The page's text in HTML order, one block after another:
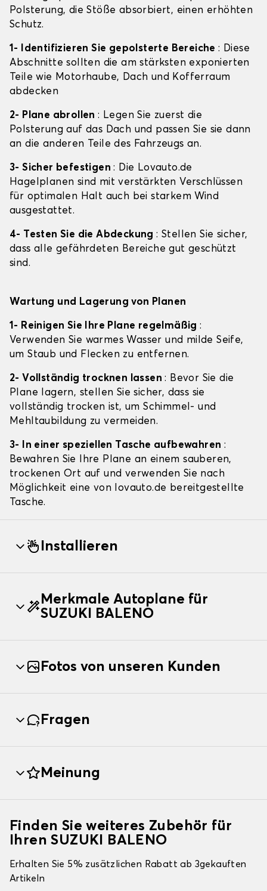
Polsterung, die Stöße absorbiert, einen erhöhten
Schutz.
1- Identifizieren Sie gepolsterte Bereiche: Diese
Abschnitte sollten die am stärksten exponierten
Teile wie Motorhaube, Dach und Kofferraum
abdecken
2- Plane abrollen: Legen Sie zuerst die
Polsterung auf das Dach und passen Sie sie dann
an die anderen Teile des Fahrzeugs an.
3- Sicher befestigen: Die Lovauto.de
Hagelplanen sind mit verstärkten Verschlüssen
für optimalen Halt auch bei starkem Wind
ausgestattet.
4- Testen Sie die Abdeckung: Stellen Sie sicher,
dass alle gefährdeten Bereiche gut geschützt
sind.
Wartung und Lagerung von Planen
1- Reinigen Sie Ihre Plane regelmäßig:
Verwenden Sie warmes Wasser und milde Seife,
um Staub und Flecken zu entfernen.
2- Vollständig trocknen lassen: Bevor Sie die
Plane lagern, stellen Sie sicher, dass sie
vollständig trocken ist, um Schimmel- und
Mehltaubildung zu vermeiden.
3- In einer speziellen Tasche aufbewahren :
Bewahren Sie Ihre Plane an einem sauberen,
trockenen Ort auf und verwenden Sie nach
Möglichkeit eine von lovauto.de bereitgestellte
Tasche.
Installieren
Merkmale Autoplane für
SUZUKI BALENO
Fotos von unseren Kunden
Fragen
Meinung
Finden Sie weiteres Zubehör für
Ihren SUZUKI BALENO
Erhalten Sie 5% zusätzlichen Rabatt ab 3gekauften
Artikeln